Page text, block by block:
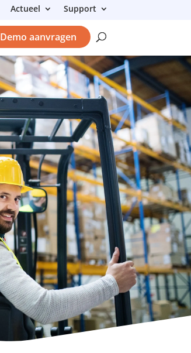
Actueel Support
Demo aanvragen